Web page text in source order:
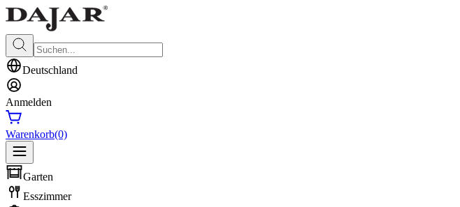
Deutschland
Anmelden
Warenkorb(0)
Garten
Esszimmer